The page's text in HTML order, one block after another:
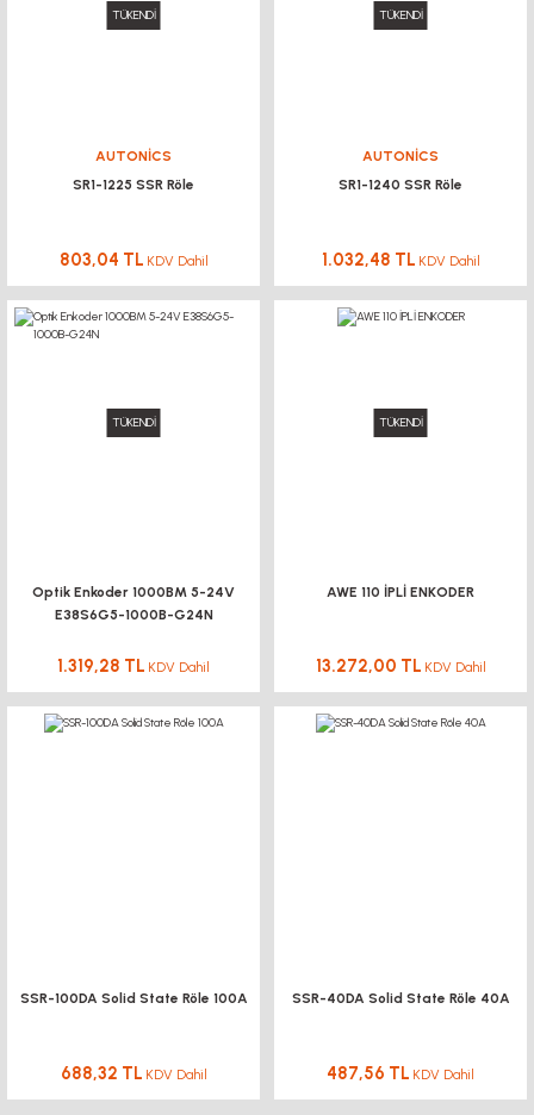
TÜKENDİ
AUTONİCS
SR1-1225 SSR Röle
803,04 TL KDV Dahil
TÜKENDİ
AUTONİCS
SR1-1240 SSR Röle
1.032,48 TL KDV Dahil
TÜKENDİ
Optik Enkoder 1000BM 5-24V
E38S6G5-1000B-G24N
1.319,28 TL KDV Dahil
TÜKENDİ
AWE 110 İPLİ ENKODER
13.272,00 TL KDV Dahil
SSR-100DA Solid State Röle 100A
688,32 TL KDV Dahil
SSR-40DA Solid State Röle 40A
487,56 TL KDV Dahil